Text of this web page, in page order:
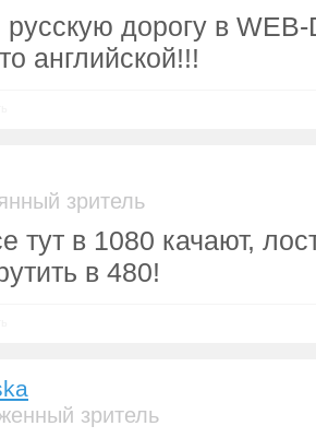
дорогу в WEB-
английской!!!
зритель
тут в 1080 качают,
в 480!
зритель